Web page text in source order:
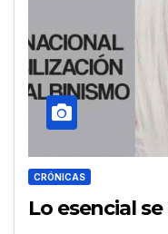
CRÓNICAS
Lo esencial